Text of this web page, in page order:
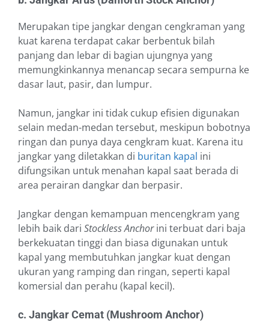
Merupakan tipe jangkar dengan cengkraman yang
kuat karena terdapat cakar berbentuk bilah
panjang dan lebar di bagian ujungnya yang
memungkinkannya menancap secara sempurna ke
dasar laut, pasir, dan lumpur.
Namun, jangkar ini tidak cukup efisien digunakan
selain medan-medan tersebut, meskipun bobotnya
ringan dan punya daya cengkram kuat. Karena itu
jangkar yang diletakkan di buritan kapal ini
difungsikan untuk menahan kapal saat berada di
area perairan dangkar dan berpasir.
Jangkar dengan kemampuan mencengkram yang
lebih baik dari Stockless Anchorini terbuat dari baja
berkekuatan tinggi dan biasa digunakan untuk
kapal yang membutuhkan jangkar kuat dengan
ukuran yang ramping dan ringan, seperti kapal
komersial dan perahu (kapal kecil).
c. Jangkar Cemat (Mushroom Anchor)